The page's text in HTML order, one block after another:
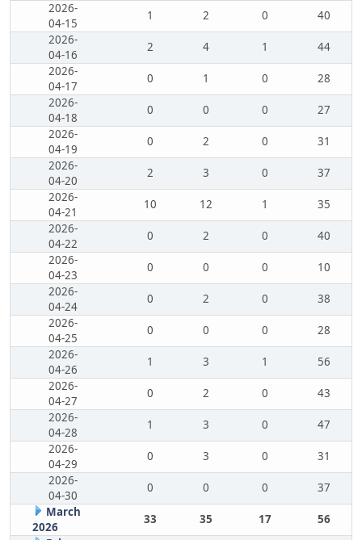
2026-
04-15
1 2 0
40
2026-
04-16
2 4 1
44
2026-
04-17
0 1 0
28
2026-
04-18
0 0 0
27
2026-
04-19
0 2 0
31
2026-
04-20
2 3 0
37
2026-
04-21
10 12 1
35
2026-
04-22
0 2 0
40
2026-
04-23
0 0 0
10
2026-
04-24
0 2 0
38
2026-
04-25
0 0 0
28
2026-
04-26
1 3 1
56
2026-
04-27
0 2 0
43
2026-
04-28
1 3 0
47
2026-
04-29
0 3 0
31
2026-
04-30
0 0 0
37
March
2026
33 35 17
56